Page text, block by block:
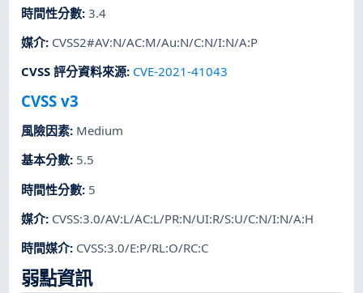
時間性分數:3.4
媒介: CVSS2#AV:N/AC:M/Au:N/C:N/I:N/A:P
CVSS 評分資料來源: CVE-2021-41043
CVSS v3
風險因素: Medium
基本分數: 5.5
時間性分數: 5
媒介: CVSS:3.0/AV:L/AC:L/PR:N/UI:R/S:U/C:N/I:N/A:H
時間媒介: CVSS:3.0/E:P/RL:O/RC:C
弱點資訊